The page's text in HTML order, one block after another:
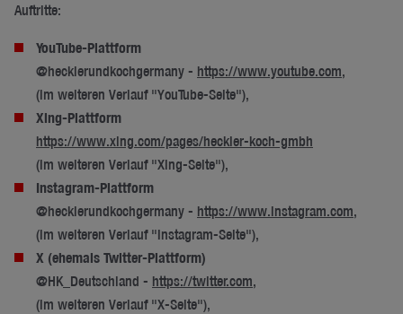
Auftritte:
YouTube-Plattform
@hecklerundkochgermany - https://www.youtube.com,
(im weiteren Verlauf "YouTube-Seite"),
Xing-Plattform
https://www.xing.com/pages/heckler-koch-gmbh
(im weiteren Verlauf "Xing-Seite"),
Instagram-Plattform
@hecklerundkochgermany - https://www.instagram.com,
(im weiteren Verlauf "Instagram-Seite"),
X (ehemals Twitter-Plattform)
@HK_Deutschland - https://twitter.com,
(im weiteren Verlauf "X-Seite"),